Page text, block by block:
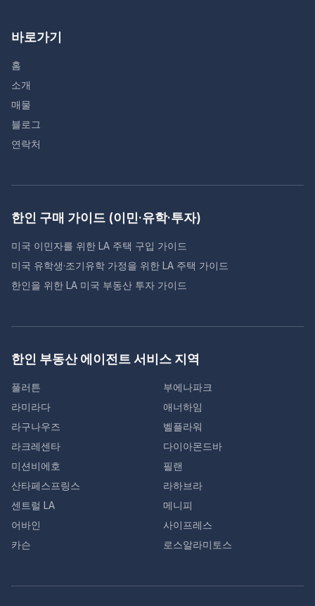
바로가기
홈
소개
매물
블로그
연락처
한인 구매 가이드 (이민·유학·투자)
미국 이민자를 위한 LA 주택 구입 가이드
미국 유학생·조기유학 가정을 위한 LA 주택 가이드
한인을 위한 LA 미국 부동산 투자 가이드
한인 부동산 에이전트 서비스 지역
풀러튼
부에나파크
라미라다
애너하임
라구나우즈
벨플라워
라크레센타
다이아몬드바
미션비에호
필랜
산타페스프링스
라하브라
센트럴 LA
메니피
어바인
사이프레스
카슨
로스알라미토스